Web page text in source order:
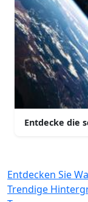
Entdecke die
Entdecken Sie
Trendige